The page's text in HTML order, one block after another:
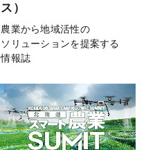
ス）
農業から地域活性の
ソリューションを提案する
情報誌